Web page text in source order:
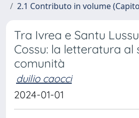
2.1 Contributo in volume
Tra Ivrea e Santu
Cossu: la letteratura al
comunità
duilio caocci
2024-01-01